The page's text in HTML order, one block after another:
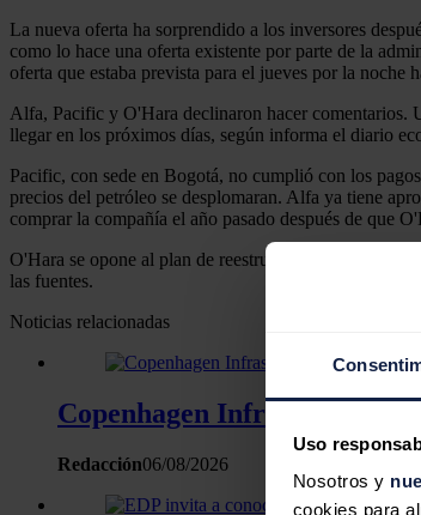
Uso
Nosotros y
cookies para
La nueva oferta ha sorprendido a los inversores
como lo hace una oferta existente por parte de la
oferta que estaba prevista para el jueves por la noche
Alfa, Pacific y O'Hara declinaron hacer comentarios.
llegar en los próximos días, según informa el diario
Pacific, con sede en Bogotá, no cumplió con los
precios del petróleo se desplomaran. Alfa ya tiene
comprar la compañía el año pasado después de que
O'Hara se opone al plan de reestructuración de los
las fuentes.
Noticias relacionadas
Copenhagen Infrastructure
Redacción06/08/2026